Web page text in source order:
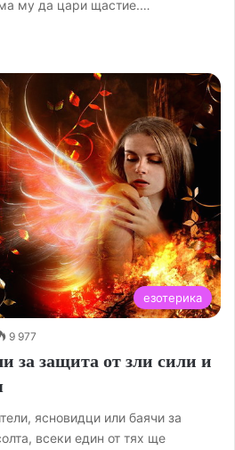
му да цари щастие.…
езотерика
9 977
за защита от зли сили и
ясновидци или баячи за
всеки един от тях ще